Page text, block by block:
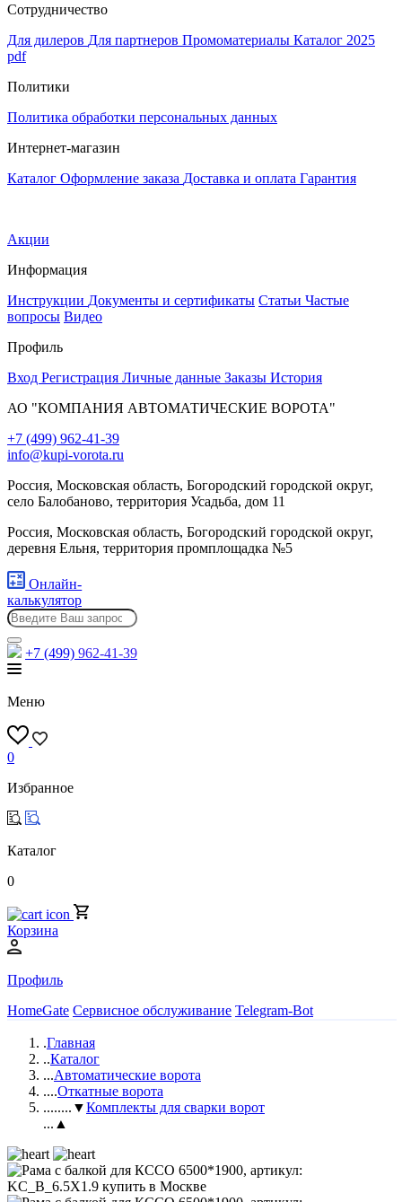
Сотрудничество
Для дилеров Для партнеров Промоматериалы Каталог 2025
pdf
Политики
Политика обработки персональных данных
Интернет-магазин
Каталог Оформление заказа Доставка и оплата Гарантия
Акции
Информация
Инструкции Документы и сертификаты Статьи Частые
вопросы Видео
Профиль
Вход Регистрация Личные данные Заказы История
АО "КОМПАНИЯ АВТОМАТИЧЕСКИЕ ВОРОТА"
+7 (499) 962-41-39
info@kupi-vorota.ru
Россия, Московская область, Богородский городской округ,
село Балобаново, территория Усадьба, дом 11
Россия, Московская область, Богородский городской округ,
деревня Ельня, территория промплощадка №5
Онлайн-
калькулятор
+7 (499) 962-41-39
Меню
0
Избранное
Каталог
0
Корзина
Профиль
HomeGate Сервисное обслуживание Telegram-Bot
.Главная
..Каталог
...Автоматические ворота
....Откатные ворота
........▼Комплекты для сварки ворот
...▲